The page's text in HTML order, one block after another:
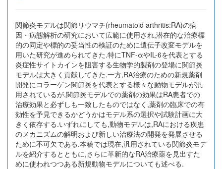
関節炎モデルは関節リウマチ(rheumatoid arthritis:RA)の病
因・病態解析の研究において広範に使用され,潜在的な治療標
的の同定や標的の妥当性の検証のために遺伝子改変モデルを
用いた研究が進められてきた.特にTNF-αやIL-6を代表とする
炎症性サイトカインを阻害する生物学的製剤の登場に関節炎
モデルは大きく貢献してきた.一方,RA治療のための新規薬剤
開発にコラーゲン関節炎を代表とする様々な動物モデルが汎
用されているが,関節炎モデルでの薬剤の効果はRA患者での
治療効果と必ずしも一致したものではなく,薬剤の臨床での有
効性を予見できるかどうかはモデル系の選択や試験計画に大
きく依存する.いずれにしても,動物モデルは,RAにおける疾患
のメカニズムの解明および新しい治療法の開発を発展させる
ために不可欠である.本稿では現在,汎用されている関節炎モデ
ルを紹介するとともに,さらに革新的なRA治療薬を見出すた
めに使われつつある新規動物モデルについても述べる.